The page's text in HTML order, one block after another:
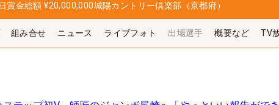
賞金総額 ¥20,000,000城陽カントリー倶楽部（京都府）
組み合せ ニュース ライブフォト 出場選手 概要など TV